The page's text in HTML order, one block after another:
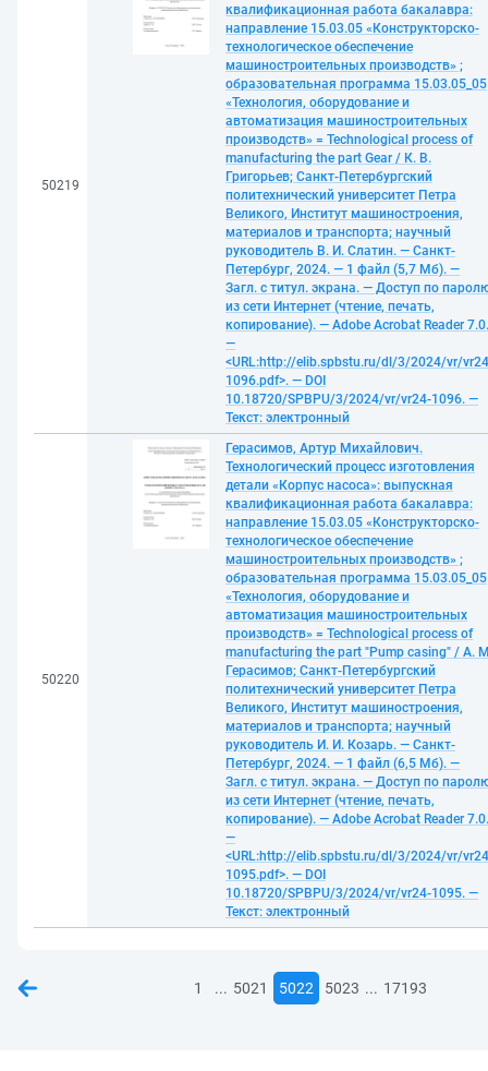
50219
квалификационная работа бакалавра:
направление 15.03.05 «Конструкторско-
технологическое обеспечение
машиностроительных производств» ;
образовательная программа 15.03.05_05
«Технология, оборудование и
автоматизация машиностроительных
производств» = Technological process of
manufacturing the part Gear / К. В.
Григорьев; Санкт-Петербургский
политехнический университет Петра
Великого, Институт машиностроения,
материалов и транспорта; научный
руководитель В. И. Слатин. — Санкт-
Петербург, 2024. — 1 файл (5,7 Мб). —
Загл. с титул. экрана. — Доступ по
из сети Интернет (чтение, печать,
копирование). — Adobe Acrobat Reader 7.0.
—
<URL:http://elib.spbstu.ru/dl/3/2024/vr/
1096.pdf>. — DOI
10.18720/SPBPU/3/2024/vr/vr24-1096. —
Текст: электронный
50220
Герасимов, Артур Михайлович.
Технологический процесс изготовления
детали «Корпус насоса»: выпускная
квалификационная работа бакалавра:
направление 15.03.05 «Конструкторско-
технологическое обеспечение
машиностроительных производств» ;
образовательная программа 15.03.05_05
«Технология, оборудование и
автоматизация машиностроительных
производств» = Technological process of
manufacturing the part "Pump casing" / А.
Герасимов; Санкт-Петербургский
политехнический университет Петра
Великого, Институт машиностроения,
материалов и транспорта; научный
руководитель И. И. Козарь. — Санкт-
Петербург, 2024. — 1 файл (6,5 Мб). —
Загл. с титул. экрана. — Доступ по
из сети Интернет (чтение, печать,
копирование). — Adobe Acrobat Reader 7.0.
—
<URL:http://elib.spbstu.ru/dl/3/2024/vr/
1095.pdf>. — DOI
10.18720/SPBPU/3/2024/vr/vr24-1095. —
Текст: электронный
1 ... 5021 5022 5023 ... 17193